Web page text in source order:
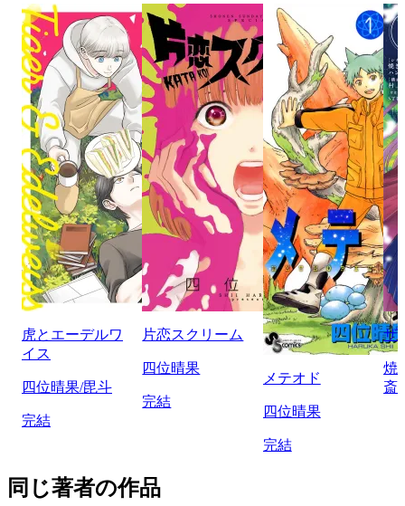
虎とエーデルワ
イス
四位晴果/毘斗
完結
片恋スクリーム
四位晴果
完結
メテオド
四位晴果
完結
ザ
焼
斎
同じ著者の作品